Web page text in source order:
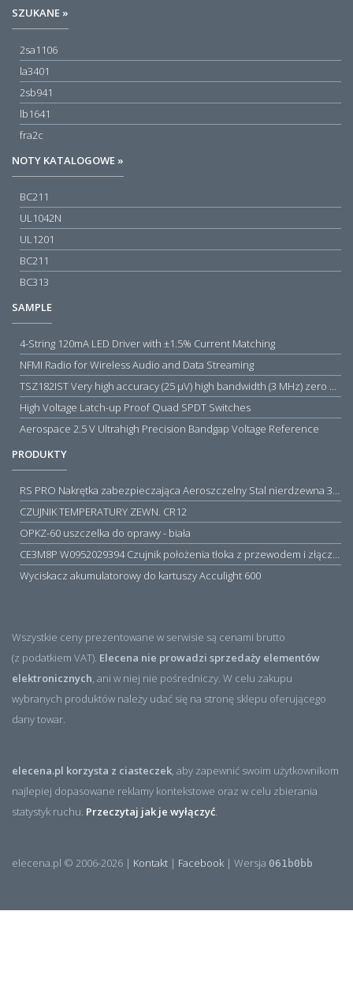
SZUKANE »
2sa1106
la3401
2sb941
lb1641
fra2c
NOTY KATALOGOWE »
BC211
UL1042N
UL1201
BC211
BC313
SAMPLE
4-String 120mA LED Driver with ±1.5% Current Matching
NFMI Radio for Wireless Audio and Data Streaming
TSZ182IST Very high accuracy (25 µV) high bandwidth (3 MHz) zero drift 5 V operational amplifiers
High Voltage Latch-up Proof Quad SPDT Switches
Aerospace 2.5 V Ultrahigh Precision Bandgap Voltage Reference
PRODUKTY
RS PRO Nakrętka zabezpieczająca Aeroszczelny Stal nierdzewna 316 Zwykłe
CZUJNIK TEMPERATURY ZEWN. CR12
OPKZ-60 uszczelka do oprawy - biała
CE3M8P W0952029394 Czujnik położenia tłoka z przewodem i złączem M8, PNP NO, 10...30VDC, 100mA, METALWORK, METAL WORK jak MZT1-0
Wyciskacz akumulatorowy do kartuszy Acculight 600
Wszystkie ceny prezentowane w serwisie są cenami brutto
(z podatkiem VAT). Elecena nie prowadzi sprzedaży elementów
elektronicznych, ani w niej nie pośredniczy. W celu zakupu
wybranych produktów należy udać się na stronę sklepu oferującego
dany towar.
elecena.pl korzysta z ciasteczek, aby zapewnić swoim użytkownikom
najlepiej dopasowane reklamy kontekstowe oraz w celu zbierania
statystyk ruchu. Przeczytaj jak je wyłączyć.
elecena.pl © 2006-2026 | Kontakt | Facebook | Wersja 061b0bb